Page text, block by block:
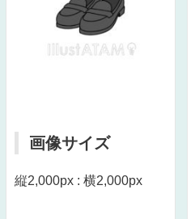
画像サイズ
縦2,000px : 横2,000px